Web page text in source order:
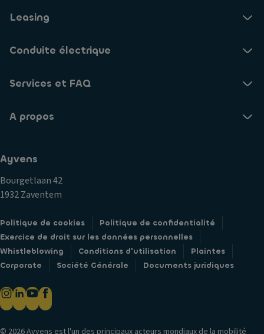
o
d
m
ti
c
e
n
al
is
é
e
ai
rb
a
g
ni
s
g
a
pi
s
e
s
ol
P
e
u
gl
s
m
t
it
é
A
ti
p
a
ti
n
a
g
e
Leasing
Conduite électrique
Services et FAQ
A propos
Ayvens
Bourgetlaan 42
1932 Zaventem
Politique de cookies
Politique de confidentialité
Exercice de droit sur les données personnelles
Whistleblowing
Conditions d'utilisation
Plaintes
Corporate
Société Générale Documents juridiques